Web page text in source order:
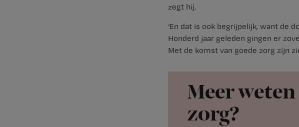
zegt hij.
‘En dat is ook begrijpelijk, want de
Honderd jaar geleden gingen er
Met de komst van goede zorg zijn
Meer
zorg?